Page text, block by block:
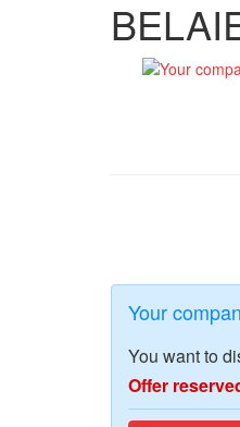
Your
You want to
Offer